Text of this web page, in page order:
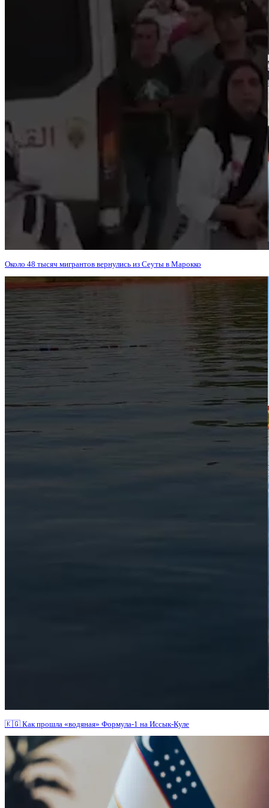
Около 48 тысяч мигрантов вернулись из Сеуты в Марокко
🇰🇬 Как прошла «водяная» Формула-1 на Иссык-Куле